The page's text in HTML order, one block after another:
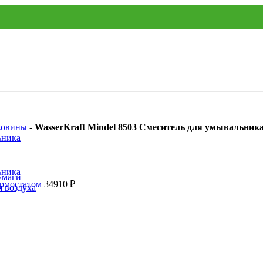
воздуха
- WasserKraft Mindel 8503 Смеситель для
34910 ₽